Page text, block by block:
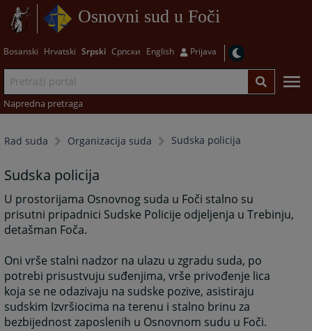
Osnovni sud u Foči
Bosanski Hrvatski Srpski Српски English Prijava
Napredna pretraga
Rad suda Organizacija suda Sudska policija
Sudska policija
U prostorijama Osnovnog suda u Foči stalno su
prisutni pripadnici Sudske Policije odjeljenja u Trebinju,
detašman Foča.
Oni vrše stalni nadzor na ulazu u zgradu suda, po
potrebi prisustvuju suđenjima, vrše privođenje lica
koja se ne odazivaju na sudske pozive, asistiraju
sudskim Izvršiocima na terenu i stalno brinu za
bezbijednost zaposlenih u Osnovnom sudu u Foči.